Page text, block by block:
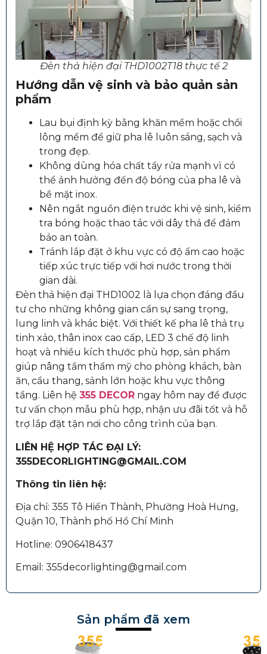
Đèn thả hiện đại THD1002T18 thực tế 2
Hướng dẫn vệ sinh và bảo quản sản
phẩm
Lau bụi định kỳ bằng khăn mềm hoặc chổi
lông mềm để giữ pha lê luôn sáng, sạch và
trong đẹp.
Không dùng hóa chất tẩy rửa mạnh vì có
thể ảnh hưởng đến độ bóng của pha lê và
bề mặt inox.
Nên ngắt nguồn điện trước khi vệ sinh, kiểm
tra bóng hoặc thao tác với dây thả để đảm
bảo an toàn.
Tránh lắp đặt ở khu vực có độ ẩm cao hoặc
tiếp xúc trực tiếp với hơi nước trong thời
gian dài.
Đèn thả hiện đại THD1002 là lựa chọn đáng đầu
tư cho những không gian cần sự sang trọng,
lung linh và khác biệt. Với thiết kế pha lê thả trụ
tinh xảo, thân inox cao cấp, LED 3 chế độ linh
hoạt và nhiều kích thước phù hợp, sản phẩm
giúp nâng tầm thẩm mỹ cho phòng khách, bàn
ăn, cầu thang, sảnh lớn hoặc khu vực thông
tầng. Liên hệ 355 DECOR ngay hôm nay để được
tư vấn chọn mẫu phù hợp, nhận ưu đãi tốt và hỗ
trợ lắp đặt tận nơi cho công trình của bạn.
LIÊN HỆ HỢP TÁC ĐẠI LÝ:
355DECORLIGHTING@GMAIL.COM
Thông tin liên hệ:
Địa chỉ: 355 Tô Hiến Thành, Phường Hoà Hưng,
Quận 10, Thành phố Hồ Chí Minh
Hotline: 0906418437
Email: 355decorlighting@gmail.com
Sản phẩm đã xem